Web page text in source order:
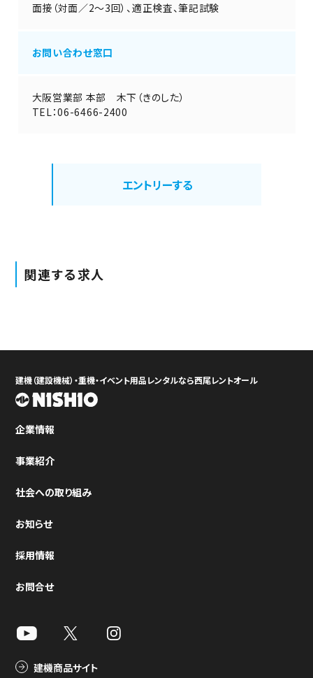
面接（対面／2～3回）、適正検査、筆記試験
お問い合わせ窓口
大阪営業部 本部 木下（きのした）
TEL：06-6466-2400
エントリーする
関連する求人
建機（建設機械）・重機・イベント用品レンタルなら西尾レントオール
企業情報
事業紹介
社会への取り組み
お知らせ
採用情報
お問合せ
建機商品サイト